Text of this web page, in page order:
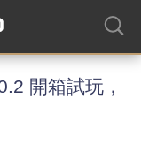
開箱試玩，